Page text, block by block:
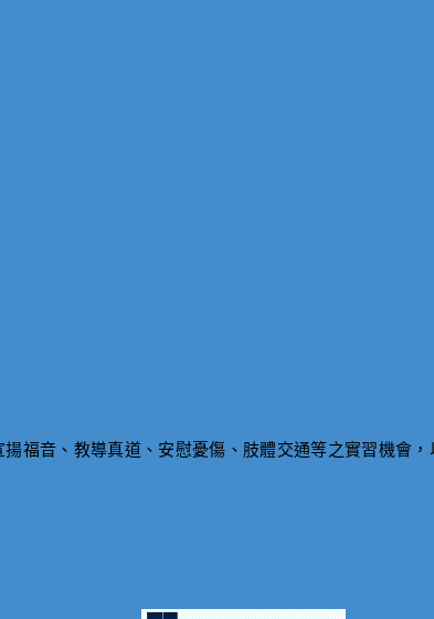
福音、教導真道、安慰憂傷、肢體交通等之實習機會，